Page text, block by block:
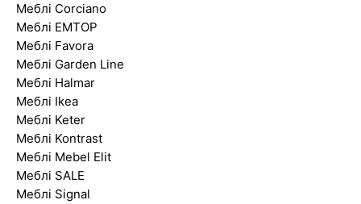
Меблі Corciano
Меблі EMTOP
Меблі Favora
Меблі Garden Line
Меблі Halmar
Меблі Ikea
Меблі Keter
Меблі Kontrast
Меблі Mebel Elit
Меблі SALE
Меблі Signal